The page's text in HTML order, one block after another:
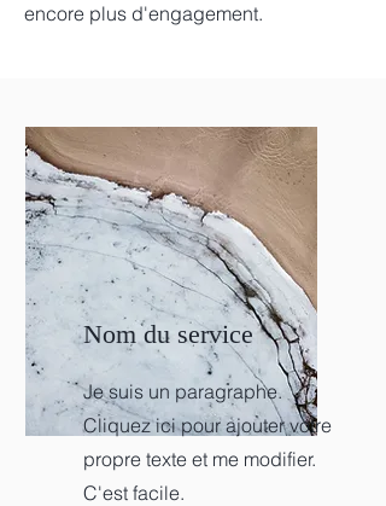
encore plus d'engagement.
Nom du service
Je suis un paragraphe.
Cliquez ici pour ajouter votre
propre texte et me modifier.
C'est facile.